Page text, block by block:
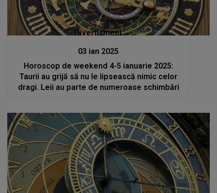
Divertisment
03 ian 2025
Horoscop de weekend 4-5 ianuarie 2025:
Taurii au grijă să nu le lipsească nimic celor
dragi. Leii au parte de numeroase schimbări